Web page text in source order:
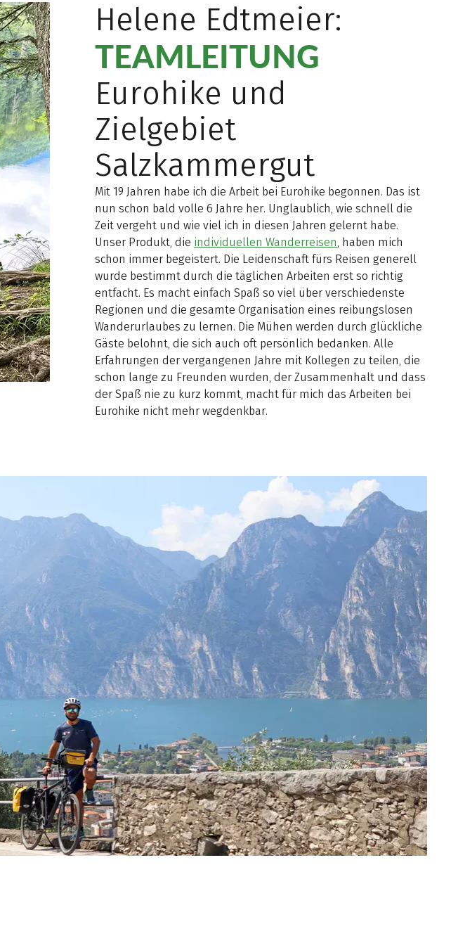
Helene Edtmeier:
TEAMLEITUNG
Eurohike und
Zielgebiet
Salzkammergut
Mit 19 Jahren habe ich die Arbeit bei Eurohike begonnen. Das ist
nun schon bald volle 6 Jahre her. Unglaublich, wie schnell die
Zeit vergeht und wie viel ich in diesen Jahren gelernt habe.
Unser Produkt, die individuellen Wanderreisen, haben mich
schon immer begeistert. Die Leidenschaft fürs Reisen generell
wurde bestimmt durch die täglichen Arbeiten erst so richtig
entfacht. Es macht einfach Spaß so viel über verschiedenste
Regionen und die gesamte Organisation eines reibungslosen
Wanderurlaubes zu lernen. Die Mühen werden durch glückliche
Gäste belohnt, die sich auch oft persönlich bedanken. Alle
Erfahrungen der vergangenen Jahre mit Kollegen zu teilen, die
schon lange zu Freunden wurden, der Zusammenhalt und dass
der Spaß nie zu kurz kommt, macht für mich das Arbeiten bei
Eurohike nicht mehr wegdenkbar.